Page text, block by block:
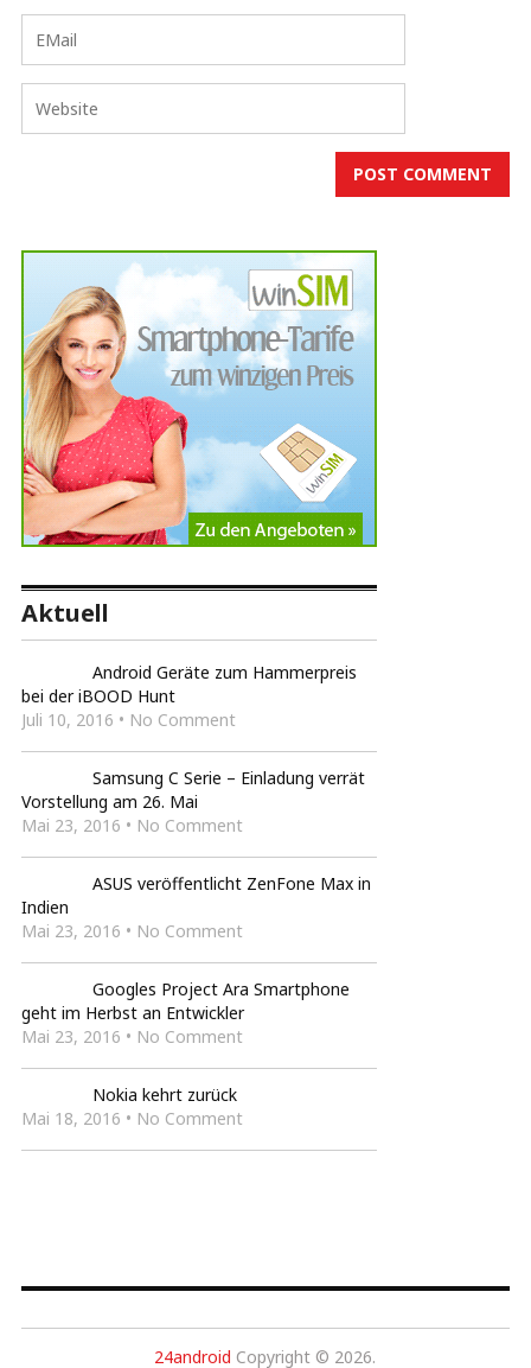
Aktuell
Android Geräte zum Hammerpreis
bei der iBOOD Hunt
Juli 10, 2016 • No Comment
Samsung C Serie – Einladung verrät
Vorstellung am 26. Mai
Mai 23, 2016 • No Comment
ASUS veröffentlicht ZenFone Max in
Indien
Mai 23, 2016 • No Comment
Googles Project Ara Smartphone
geht im Herbst an Entwickler
Mai 23, 2016 • No Comment
Nokia kehrt zurück
Mai 18, 2016 • No Comment
24android Copyright © 2026.